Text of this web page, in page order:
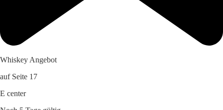
Whiskey Angebot
auf Seite 17
E center